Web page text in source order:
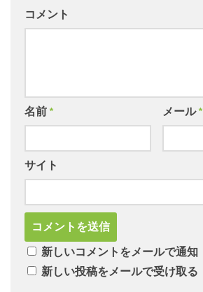
コメント
名前 * メール*
サイト
新しいコメントをメールで通知
新しい投稿をメールで受け取る